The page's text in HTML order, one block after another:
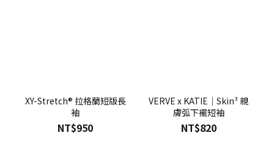
XY-Stretch® 拉格蘭短版長
袖
NT$950
VERVE x KATIE｜Skin³ 親
膚弧下襬短袖
NT$820